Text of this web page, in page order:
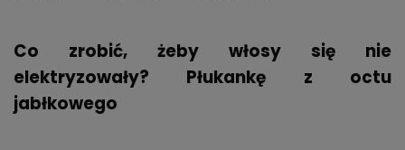
Co zrobić, żeby włosy się nie
elektryzowały? Płukankę z octu
jabłkowego